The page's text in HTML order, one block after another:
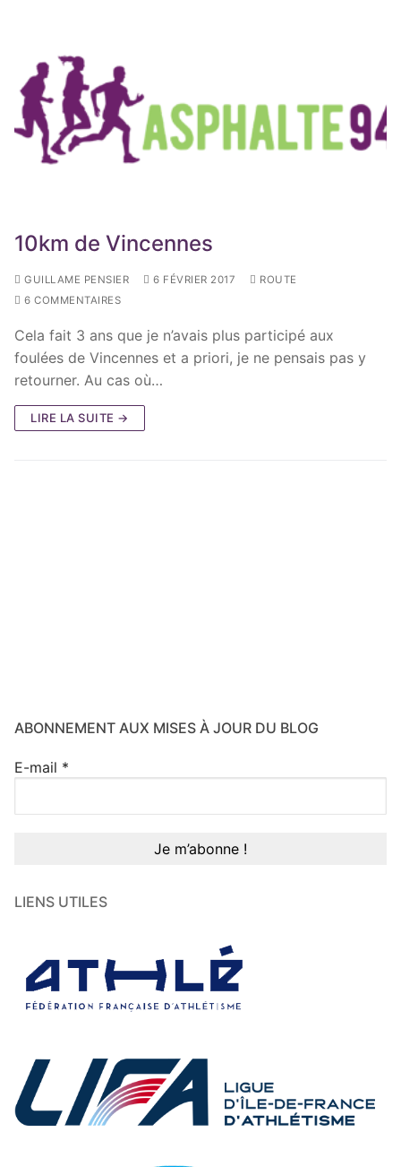
10km de Vincennes
GUILLAME PENSIER 6 FÉVRIER 2017
ROUTE
6 COMMENTAIRES
Cela fait 3 ans que je n’avais plus participé aux
foulées de Vincennes et a priori, je ne pensais pas y
retourner. Au cas où…
LIRE LA SUITE →
ABONNEMENT AUX MISES À JOUR DU BLOG
E-mail *
LIENS UTILES